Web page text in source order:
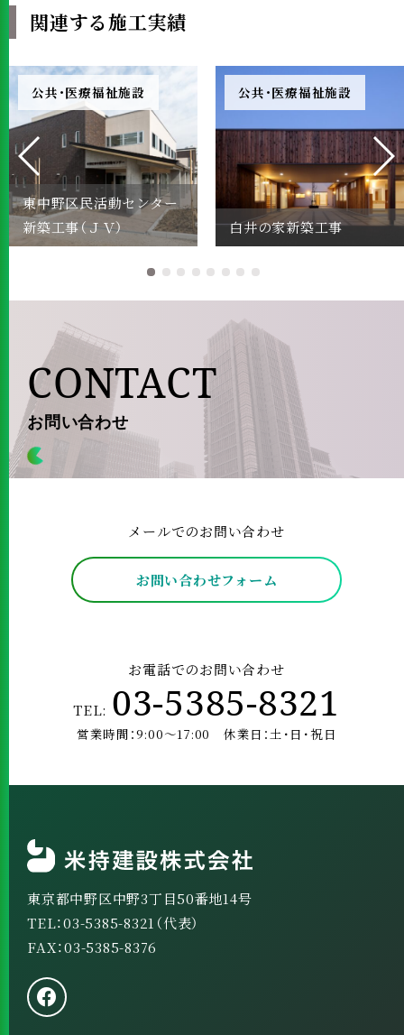
関連する施工実績
公共・医療福祉施設
東中野区民活動センター
新築工事（ＪＶ）
公共・医療福祉施設
白井の家新築工事
CONTACT
お問い合わせ
メールでのお問い合わせ
お問い合わせフォーム
お電話でのお問い合わせ
TEL: 03-5385-8321
営業時間：9:00～17:00 休業日：土･日･祝日
東京都中野区中野3丁目50番地14号
TEL：03-5385-8321（代表）
FAX：03-5385-8376